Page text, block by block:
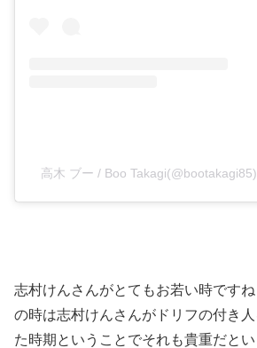
高木 ブー / Boo
志村けんさんがとてもお若い時です
の時は志村けんさんがドリフの付き
た時期ということでそれも貴重だと